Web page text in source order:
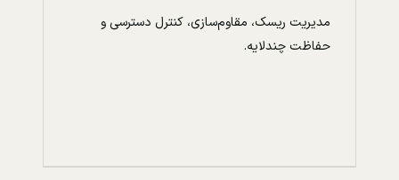
مدیریت ریسک، مقاوم‌سازی، کنترل دسترسی و
حفاظت چندلایه.